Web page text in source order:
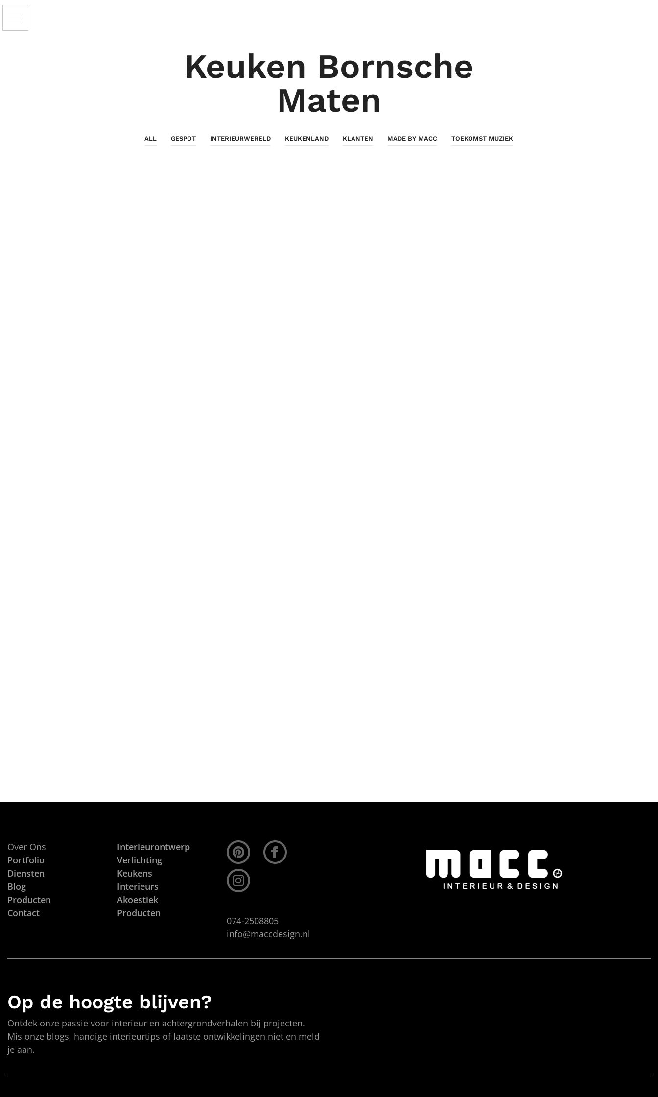
Keuken Bornsche
Maten
ALL GESPOT INTERIEURWERELD KEUKENLAND KLANTEN MADE BY MACC TOEKOMST MUZIEK
Over Ons
Portfolio
Diensten
Blog
Producten
Contact
Interieurontwerp
Verlichting
Keukens
Interieurs
Akoestiek
Producten
074-2508805
info@maccdesign.nl
Op de hoogte blijven?
Ontdek onze passie voor interieur en achtergrondverhalen bij projecten.
Mis onze blogs, handige interieurtips of laatste ontwikkelingen niet en meld
je aan.